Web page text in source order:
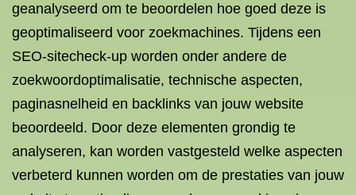
geanalyseerd om te beoordelen hoe goed deze is
geoptimaliseerd voor zoekmachines. Tijdens een
SEO-sitecheck-up worden onder andere de
zoekwoordoptimalisatie, technische aspecten,
paginasnelheid en backlinks van jouw website
beoordeeld. Door deze elementen grondig te
analyseren, kan worden vastgesteld welke aspecten
verbeterd kunnen worden om de prestaties van jouw